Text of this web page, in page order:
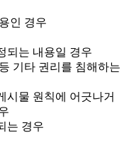
인 경우
되는 내용일 경우
기타 권리를 침해하는
시물 원칙에 어긋나거
는 경우